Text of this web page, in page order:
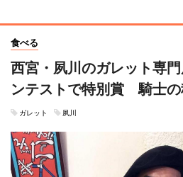
食べる
西宮・夙川のガレット専
ンテストで特別賞 騎士の
ガレット 夙川